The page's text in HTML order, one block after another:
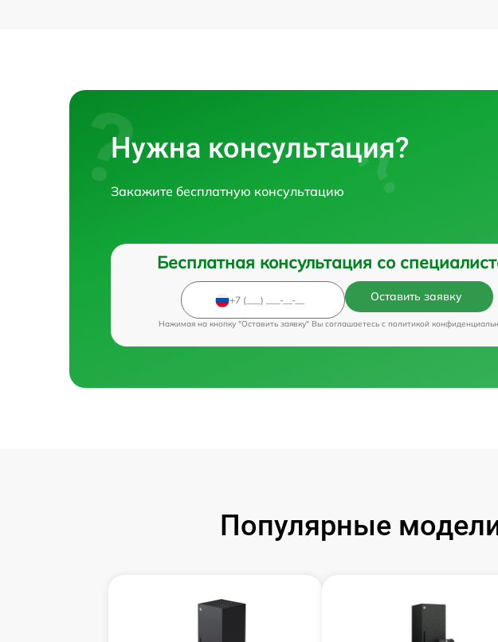
Нужна консультация?
Закажите бесплатную консультацию
Бесплатная консультация со
Оставить заявку
Нажимая на кнопку "Оставить заявку" Вы соглашаетесь c политикой
Популярные